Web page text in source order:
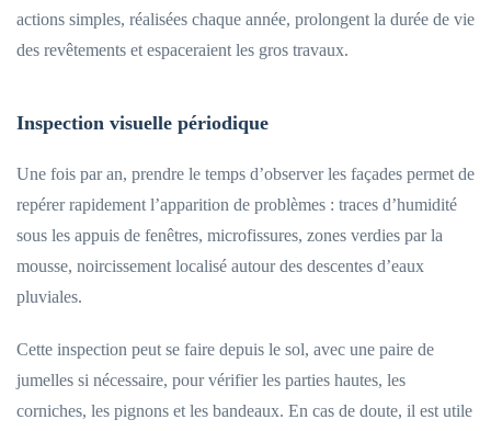
actions simples, réalisées chaque année, prolongent la durée de vie
des revêtements et espaceraient les gros travaux.
Inspection visuelle périodique
Une fois par an, prendre le temps d’observer les façades permet de
repérer rapidement l’apparition de problèmes : traces d’humidité
sous les appuis de fenêtres, microfissures, zones verdies par la
mousse, noircissement localisé autour des descentes d’eaux
pluviales.
Cette inspection peut se faire depuis le sol, avec une paire de
jumelles si nécessaire, pour vérifier les parties hautes, les
corniches, les pignons et les bandeaux. En cas de doute, il est utile